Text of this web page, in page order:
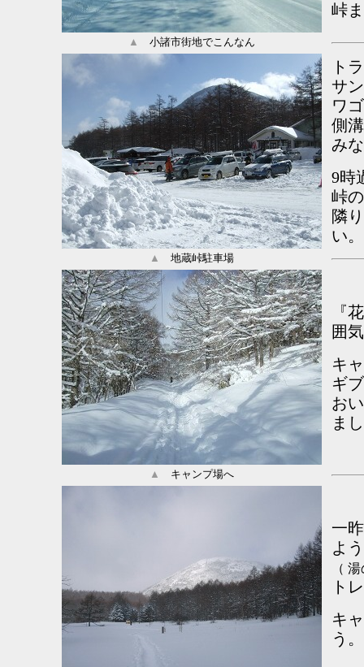
峠
▲ 小諸市街地でこんなん
ト
サ
ワ
側
み
9時
峠
隣
い。
▲ 地蔵峠駐車場
『
囲
キ
ギ
お
ま
▲ キャンプ場へ
一
よ
（
ト
キ
う。